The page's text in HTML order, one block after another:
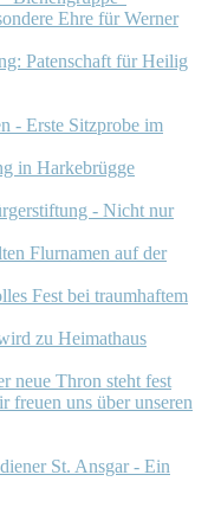
Ehre für Werner
Patenschaft für Heilig
- Erste Sitzprobe im
in Harkebrügge
- Nicht nur
Flurnamen auf der
Fest bei traumhaftem
zu Heimathaus
neue Thron steht fest
freuen uns über unseren
St. Ansgar - Ein